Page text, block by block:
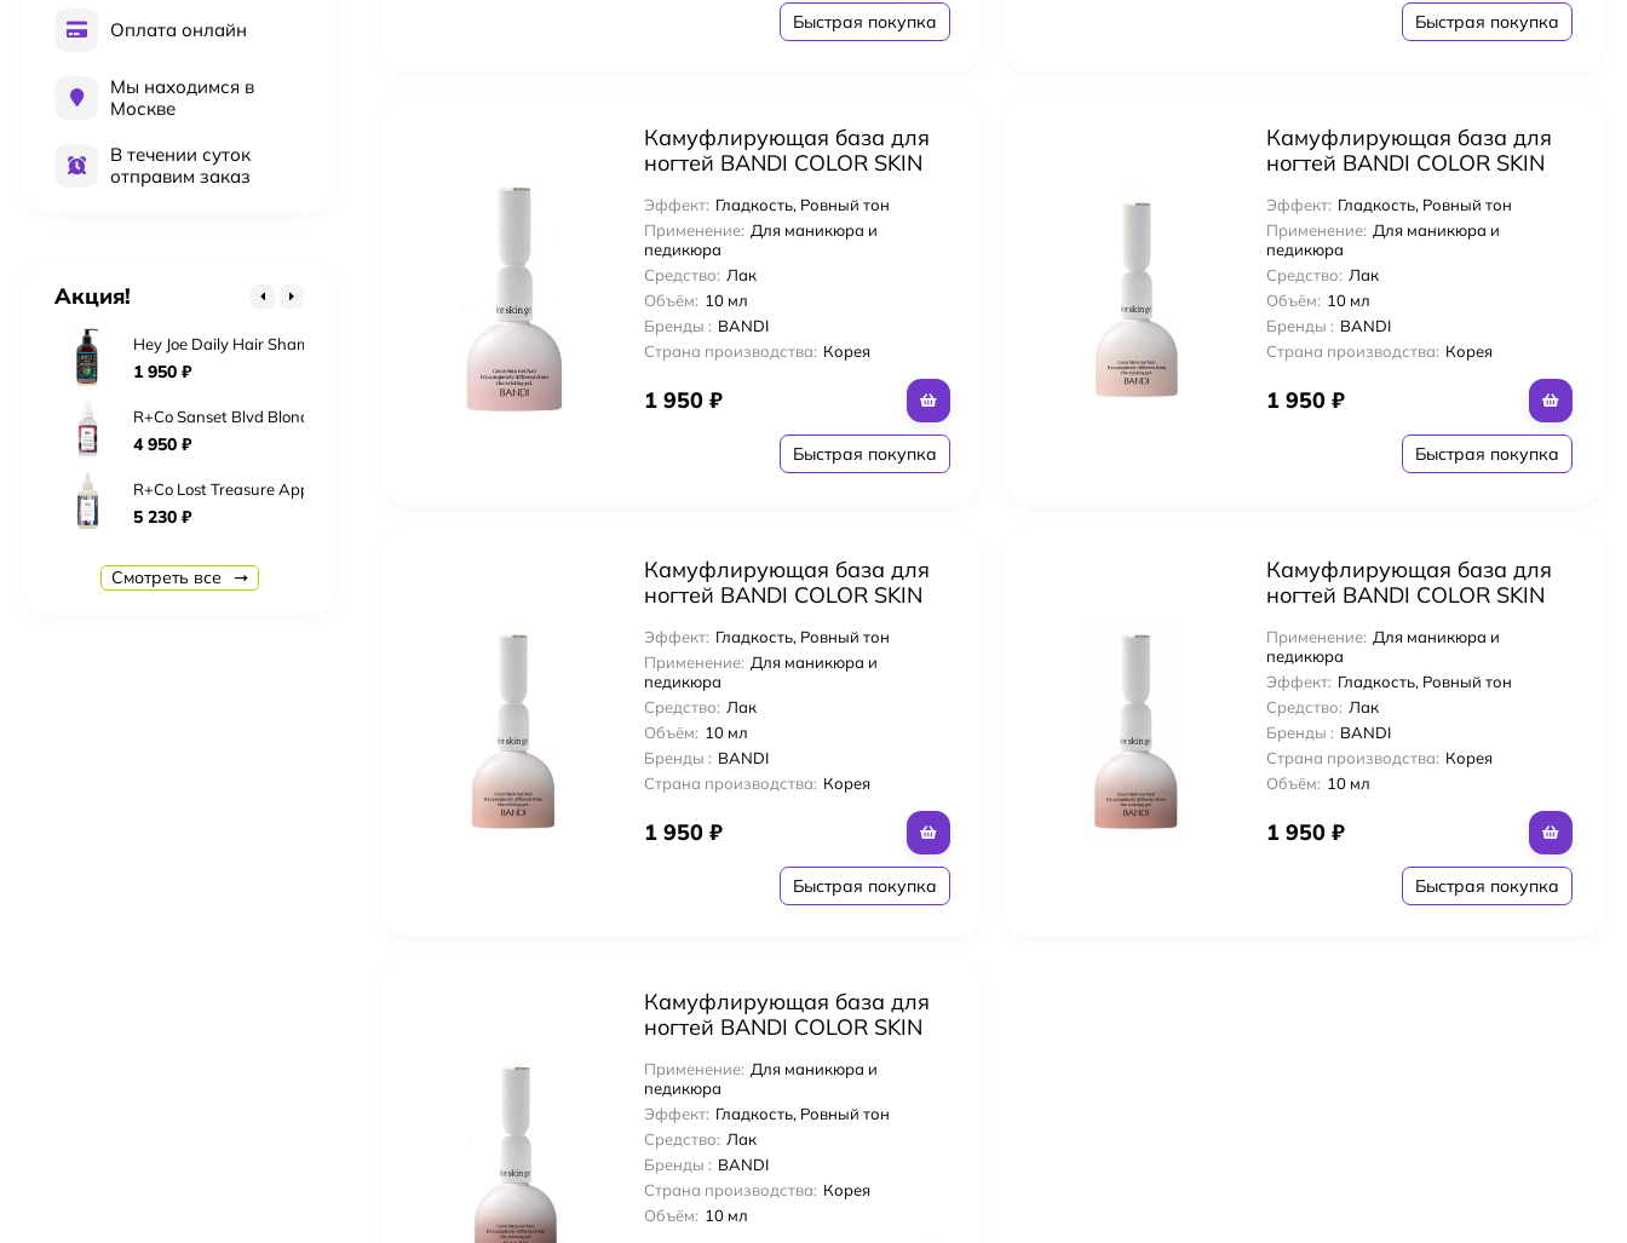
Быстрая покупка Быстрая покупка
Камуфлирующая база для
ногтей BANDI COLOR SKIN
Эффект: Гладкость, Ровный тон
Применение: Для маникюра и
педикюра
Средство: Лак
Объём: 10 мл
Бренды : BANDI
Страна производства: Корея
1 950 ₽
Быстрая покупка
Камуфлирующая база для
ногтей BANDI COLOR SKIN
Эффект: Гладкость, Ровный тон
Применение: Для маникюра и
педикюра
Средство: Лак
Объём: 10 мл
Бренды : BANDI
Страна производства: Корея
1 950 ₽
Быстрая покупка
Камуфлирующая база для
ногтей BANDI COLOR SKIN
Эффект: Гладкость, Ровный тон
Применение: Для маникюра и
педикюра
Средство: Лак
Объём: 10 мл
Бренды : BANDI
Страна производства: Корея
1 950 ₽
Быстрая покупка
Камуфлирующая база для
ногтей BANDI COLOR SKIN
Применение: Для маникюра и
педикюра
Эффект: Гладкость, Ровный тон
Средство: Лак
Бренды : BANDI
Страна производства: Корея
Объём: 10 мл
1 950 ₽
Быстрая покупка
Камуфлирующая база для
ногтей BANDI COLOR SKIN
Применение: Для маникюра и
педикюра
Эффект: Гладкость, Ровный тон
Средство: Лак
Бренды : BANDI
Страна производства: Корея
Объём: 10 мл
Оплата онлайн
Мы находимся в
Москве
В течении суток
отправим заказ
Акция!
Kydra Le Salon 4-18 Jelly Gloss 60 мл Краска для волос Ammonia-Free Coloring Стойкий тонирующий глосс-гель
2 016₽
Kydra Le Salon 6-18 Jelly Gloss 60 мл Краска для волос Ammonia-Free Coloring Стойкий тонирующий глосс-гель
Kydra Le Salon 10-3 Jelly Gloss 60 мл Краска для волос Ammonia-Free Coloring Стойкий тонирующий глосс-гель
Hey Joe Daily Hair Shampoo Шампунь для ежедневного использования 250 мл
1 950 ₽
R+Co Sanset Blvd Blonde Сансет Бульвар Toning+Styling Crème 124 мл Крем для укладки светлых волос
4 950 ₽
R+Co Lost Treasure Apple Cider Vinegar 177 мл «Мое сокровище» кондиционер для кожи головы и волос с яблочным уксусом
5 230 ₽
R+Co Ring Tone Ultra Fefining Gel Crème Гель-Крем Рингтон 177 мл для волос Ультрадефинирующий
5 290₽
R+Co Cassete Curl Defining Masque + Superseed Oil Маска Copmlex 147 мл Дефинирующая маска Кассета для вьющихся волос с комплексом масел
R+Co Zipper Multitasking Styling Lotion 177 мл Мультифункциональный стайлинг-лосьон для волос
R+Co Lost Treasure Apple Cider Vinegar Cleansing rinse 177 мл Деликатный очищающий шампунь «Мое сокровище» для кожи головы и волос с яблочным уксусом
Christina Fitzgerald Профессиональное средство 200 мл Ultra Remove Gel Nails Polish для снятия гелевого покрытия Remover
Christina Fitzgerald Праймер Ultra Primer для подготовки к покрытию гелем 15 мл
Christina Fitzgerald Ultra Matte Top Матовый Топ для гелевого покрытия 15 мл
R+Co Shampoo «Дивный сад» Supergarden CBD 177 мл Успокаивающий Шампунь
R+Co Conditioner «Дивный сад» Supergarden CBD 177 мл Успокаивающий Кондиционер
Смотреть все